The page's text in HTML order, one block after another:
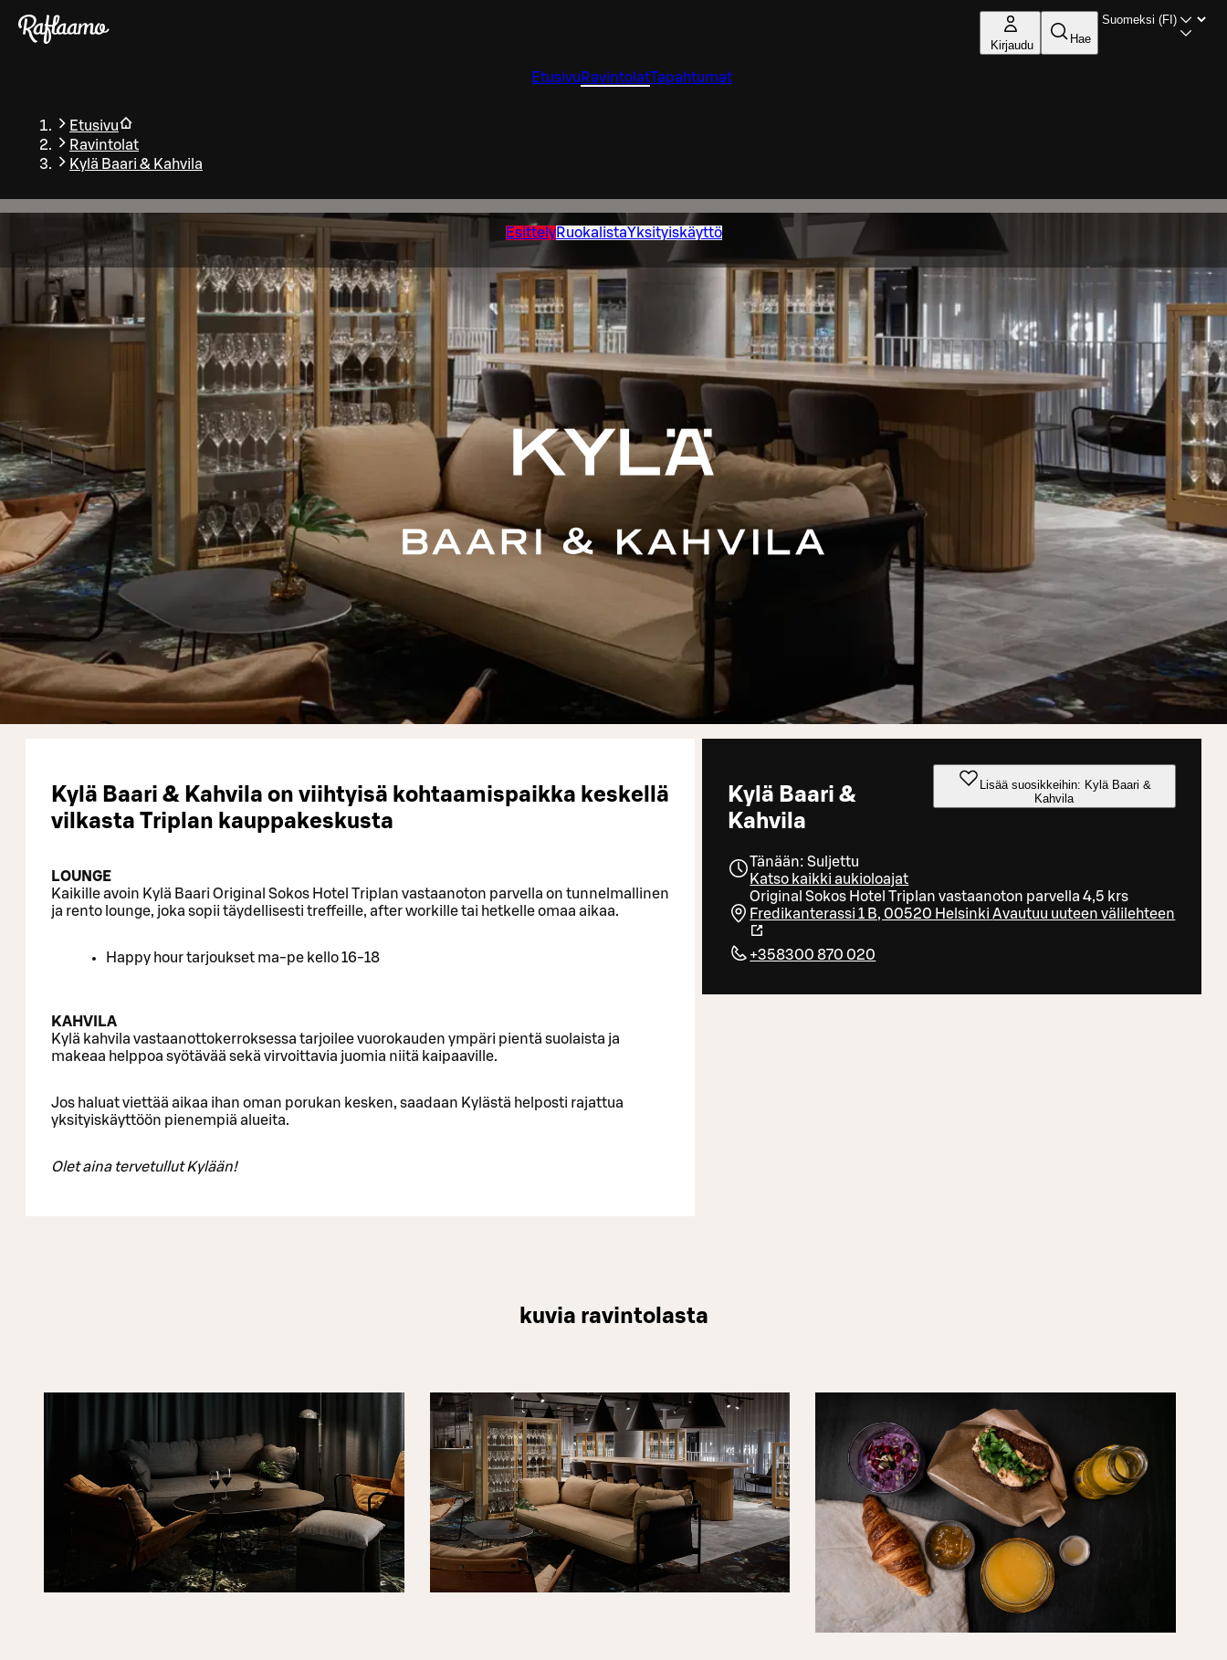
Siirry pääsisältöön
Kirjaudu Hae
Etusivu RavintolatTapahtumat
Etusivu
Ravintolat
Kylä Baari & Kahvila
EsittelyRuokalistaYksityiskäyttö
Kylä Baari &
Kahvila
Lisää suosikkeihin: Kylä Baari &
Kahvila
Tänään: Suljettu
Katso kaikki aukioloajat
Original Sokos Hotel Triplan vastaanoton parvella 4,5 krs
Fredikanterassi 1 B, 00520 Helsinki Avautuu uuteen välilehteen
+358300 870 020
Kylä Baari & Kahvila on viihtyisä kohtaamispaikka keskellä
vilkasta Triplan kauppakeskusta
LOUNGE
Kaikille avoin Kylä Baari Original Sokos Hotel Triplan vastaanoton parvella on tunnelmallinen
ja rento lounge, joka sopii täydellisesti treffeille, after workille tai hetkelle omaa aikaa.
Happy hour tarjoukset ma-pe kello 16-18
KAHVILA
Kylä kahvila vastaanottokerroksessa tarjoilee vuorokauden ympäri pientä suolaista ja
makeaa helppoa syötävää sekä virvoittavia juomia niitä kaipaaville.
Jos haluat viettää aikaa ihan oman porukan kesken, saadaan Kylästä helposti rajattua
yksityiskäyttöön pienempiä alueita.
Olet aina tervetullut Kylään!
kuvia ravintolasta